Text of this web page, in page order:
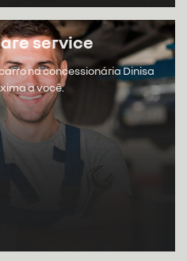
service
na concessionária Dinisa
a você.